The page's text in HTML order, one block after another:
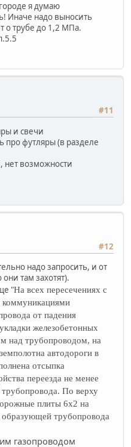
я думаю
Иначе надо выносить
о трубе до 1,2 МПа.
#11
и свечи
про футляры (в разделе
нет возможности
#12
надо запросить, и от
там захотят).
"На всех пересечениях с
от падения
железобетонных
над трубопроводом, на
автодороги в
отсыпка
переезда не менее
По верху
плиты 6х2 на
трубопровода
газопроводом